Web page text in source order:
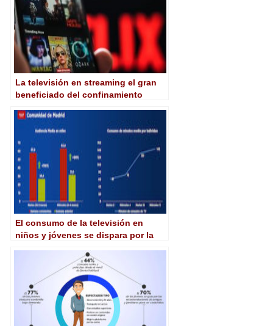
La televisión en streaming el gran
beneficiado del confinamiento
Analytics
El consumo de la televisión en
niños y jóvenes se dispara por la